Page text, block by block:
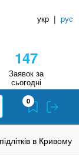
147
Заявок за
сьогодні
укр | рус
0
в Кривому